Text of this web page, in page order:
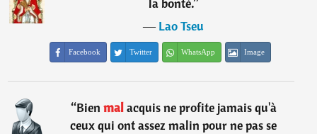
―Lao Tseu
Facebook Twitter WhatsApp Image
“Bien malacquis ne profite jamais qu'à
ceux qui ont assez malin pour ne pas se